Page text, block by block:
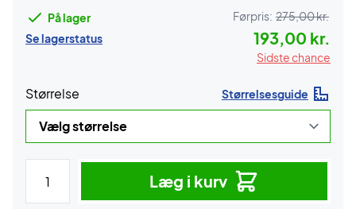
På lager
Se lagerstatus
Førpris: 275,00 kr.
193,00 kr.
Sidste chance
Størrelse Størrelsesguide
Læg i kurv